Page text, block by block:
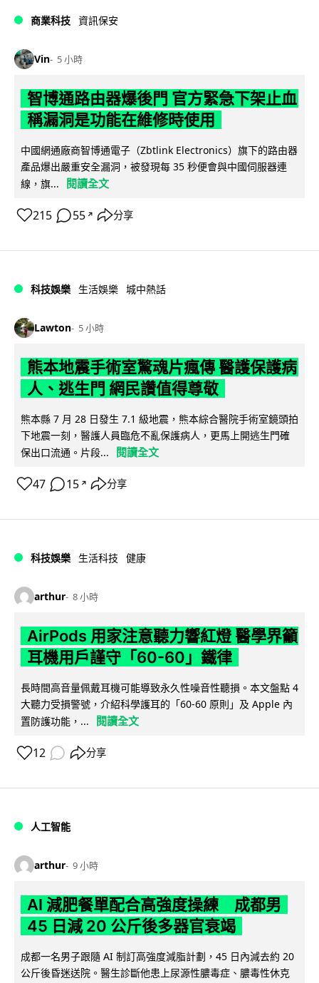
商業科技 資訊保安
Vin 5 小時
智博通路由器爆後門 官方緊急下架止血
稱漏洞是功能在維修時使用
中國網通廠商智博通電子（Zbtlink Electronics）旗下的路由器
產品爆出嚴重安全漏洞，被發現每 35 秒便會與中國伺服器連
線，旗...
閱讀全文
215 55 ↗ 分享
科技娛樂 生活娛樂 城中熱話
Lawton 5 小時
熊本地震手術室驚魂片瘋傳 醫護保護病
人、逃生門 網民讚值得尊敬
熊本縣 7 月 28 日發生 7.1 級地震，熊本綜合醫院手術室鏡頭拍
下地震一刻，醫護人員臨危不亂保護病人，更馬上開逃生門確
保出口流通。片段...
閱讀全文
47 15 ↗ 分享
科技娛樂 生活科技 健康
arthur 8 小時
AirPods 用家注意聽力響紅燈 醫學界籲
耳機用戶謹守「60-60」鐵律
長時間高音量佩戴耳機可能導致永久性噪音性聽損。本文盤點 4
大聽力受損警號，介紹科學護耳的「60-60 原則」及 Apple 內
置防護功能，...
閱讀全文
12 分享
人工智能
arthur 9 小時
AI 減肥餐單配合高強度操練 成都男
45 日減 20 公斤後多器官衰竭
成都一名男子跟隨 AI 制訂高強度減脂計劃，45 日內減去約 20
公斤後昏迷送院。醫生診斷他患上尿源性膿毒症、膿毒性休克